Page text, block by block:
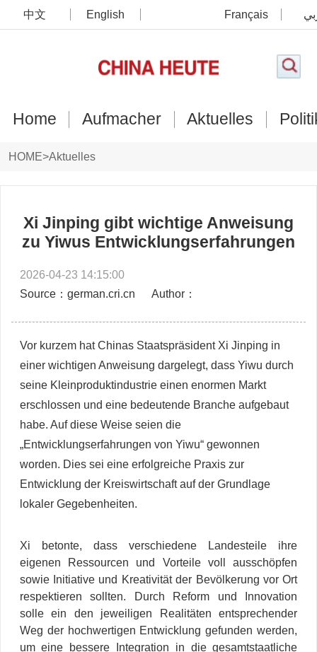
中文 English Français
Home Aufmacher Aktuelles
HOME>Aktuelles
Xi Jinping gibt wichtige Anweisung
zu Yiwus Entwicklungserfahrungen
2026-04-23 14:15:00
Source：german.cri.cn
Author：
Vor kurzem hat Chinas Staatspräsident Xi Jinping in
einer wichtigen Anweisung dargelegt, dass Yiwu durch
seine Kleinproduktindustrie einen enormen Markt
erschlossen und eine bedeutende Branche aufgebaut
habe. Auf diese Weise seien die
„Entwicklungserfahrungen von Yiwu“ gewonnen
worden. Dies sei eine erfolgreiche Praxis zur
Entwicklung der Kreiswirtschaft auf der Grundlage
lokaler Gegebenheiten.
Xi betonte, dass verschiedene Landesteile ihre
eigenen Ressourcen und Vorteile voll ausschöpfen
sowie Initiative und Kreativität der Bevölkerung vor Ort
respektieren sollten. Durch Reform und Innovation
solle ein den jeweiligen Realitäten entsprechender
Weg der hochwertigen Entwicklung gefunden werden,
um eine bessere Integration in die gesamtstaatliche